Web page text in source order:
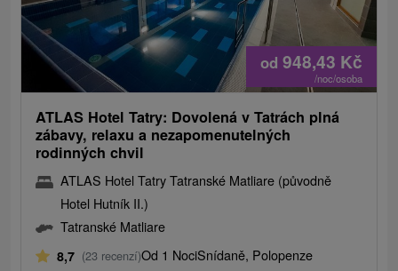
od 948,43 Kč
/noc/osoba
ATLAS Hotel Tatry: Dovolená v Tatrách plná
zábavy, relaxu a nezapomenutelných
rodinných chvil
ATLAS Hotel Tatry Tatranské Matliare (původně
Hotel Hutník II.)
Tatranské Matliare
8,7 (23 recenzí)Od 1 NociSnídaně, Polopenze